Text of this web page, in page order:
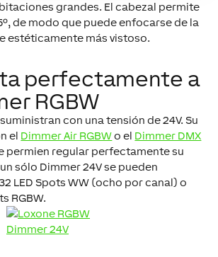
grandes. El cabezal permite
de modo que puede enfocarse de la
estéticamente más vistoso.
perfectamente a
RGBW
con una tensión de 24V. Su
el Dimmer Air RGBWo el Dimmer DMX
permien regular perfectamente su
sólo Dimmer 24V se pueden
LED Spots WW (ocho por canal) o
RGBW.